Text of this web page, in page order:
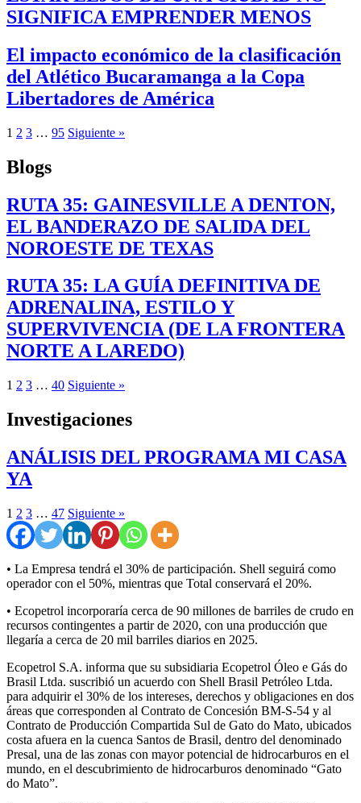
SIGNIFICA EMPRENDER MENOS
El impacto económico de la clasificación
del Atlético Bucaramanga a la Copa
Libertadores de América
1 2 3 … 95 Siguiente »
Blogs
RUTA 35: GAINESVILLE A DENTON,
EL BANDERAZO DE SALIDA DEL
NOROESTE DE TEXAS
RUTA 35: LA GUÍA DEFINITIVA DE
ADRENALINA, ESTILO Y
SUPERVIVENCIA (DE LA FRONTERA
NORTE A LAREDO)
1 2 3 … 40 Siguiente »
Investigaciones
ANÁLISIS DEL PROGRAMA MI CASA
YA
1 2 3 … 47 Siguiente »
• La Empresa tendrá el 30% de participación. Shell seguirá como
operador con el 50%, mientras que Total conservará el 20%.
• Ecopetrol incorporaría cerca de 90 millones de barriles de crudo en
recursos contingentes a partir de 2020, con una producción que
llegaría a cerca de 20 mil barriles diarios en 2025.
Ecopetrol S.A. informa que su subsidiaria Ecopetrol Óleo e Gás do
Brasil Ltda. suscribió un acuerdo con Shell Brasil Petróleo Ltda.
para adquirir el 30% de los intereses, derechos y obligaciones en dos
áreas que corresponden al Contrato de Concesión BM-S-54 y al
Contrato de Producción Compartida Sul de Gato do Mato, ubicados
costa afuera en la cuenca Santos de Brasil, dentro del denominado
Presal, una de las zonas con mayor potencial de hidrocarburos en el
mundo, en el descubrimiento de hidrocarburos denominado “Gato
do Mato”.